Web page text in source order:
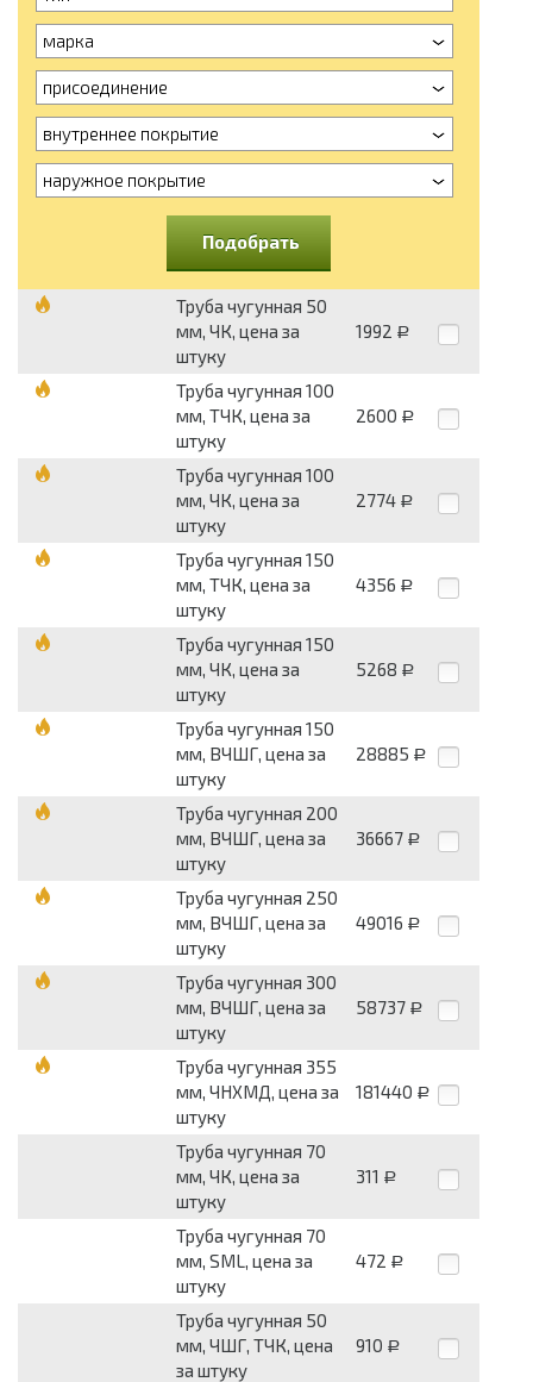
марка
присоединение
внутреннее покрытие
наружное покрытие
Подобрать
Труба чугунная 50
мм, ЧК, цена за
штуку
1992 Р
Труба чугунная 100
мм, ТЧК, цена за
штуку
2600 Р
Труба чугунная 100
мм, ЧК, цена за
штуку
2774 Р
Труба чугунная 150
мм, ТЧК, цена за
штуку
4356 Р
Труба чугунная 150
мм, ЧК, цена за
штуку
5268 Р
Труба чугунная 150
мм, ВЧШГ, цена за
штуку
28885 Р
Труба чугунная 200
мм, ВЧШГ, цена за
штуку
36667 Р
Труба чугунная 250
мм, ВЧШГ, цена за
штуку
49016 Р
Труба чугунная 300
мм, ВЧШГ, цена за
штуку
58737 Р
Труба чугунная 355
мм, ЧНХМД, цена за
штуку
181440 Р
Труба чугунная 70
мм, ЧК, цена за
штуку
311 Р
Труба чугунная 70
мм, SML, цена за
штуку
472 Р
Труба чугунная 50
мм, ЧШГ, ТЧК, цена
за штуку
910 Р